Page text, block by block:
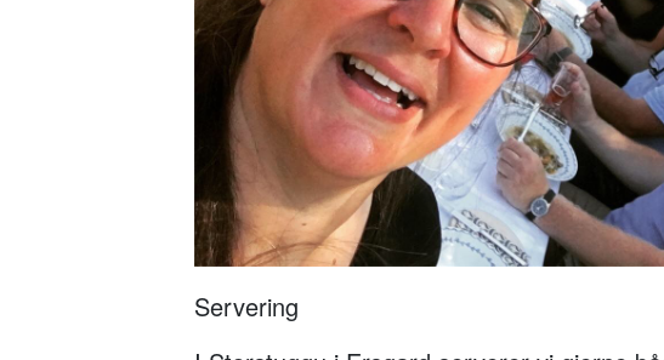
Servering